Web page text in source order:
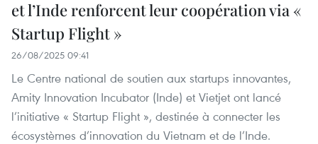
et l’Inde renforcent leur coopération via «
Startup Flight »
26/08/2025 09:41
Le Centre national de soutien aux startups innovantes,
Amity Innovation Incubator (Inde) et Vietjet ont lancé
l’initiative « Startup Flight », destinée à connecter les
écosystèmes d’innovation du Vietnam et de l’Inde.